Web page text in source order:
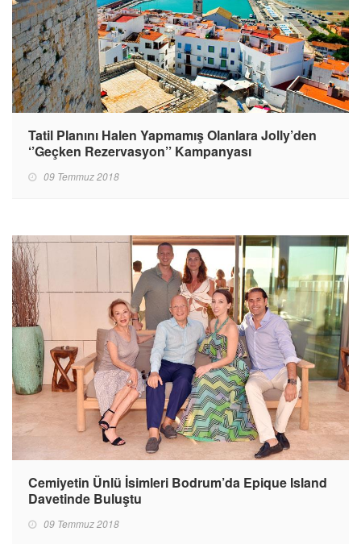
Tatil Planını Halen Yapmamış Olanlara Jolly’den
‘’Geçken Rezervasyon’’ Kampanyası
09 Temmuz 2018
Cemiyetin Ünlü İsimleri Bodrum’da Epique Island
Davetinde Buluştu
09 Temmuz 2018